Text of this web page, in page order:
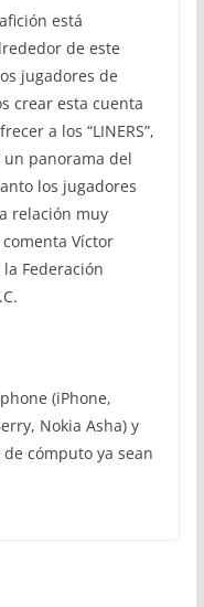
está
de este
jugadores de
crear esta cuenta
a los “LINERS”,
panorama del
los jugadores
relación muy
Víctor
Federación
(iPhone,
Nokia Asha) y
cómputo ya sean